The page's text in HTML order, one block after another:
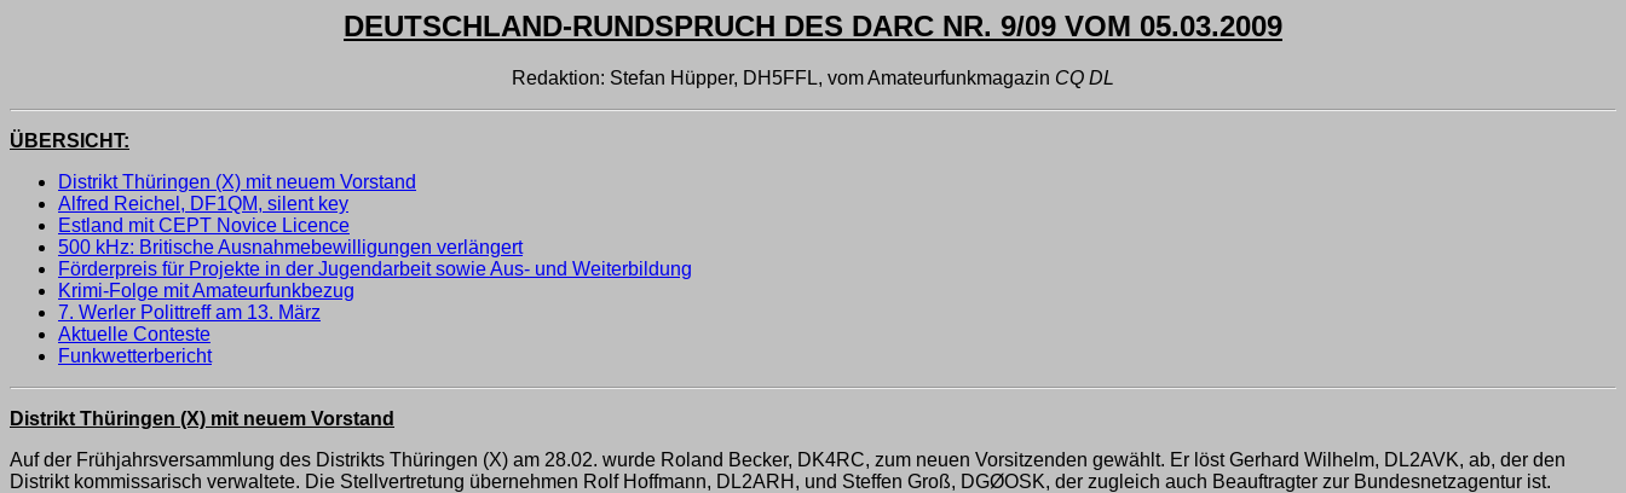
DEUTSCHLAND-RUNDSPRUCH DES DARC NR. 9/09 VOM 05.03.2009
Redaktion: Stefan Hüpper, DH5FFL, vom Amateurfunkmagazin CQ DL
ÜBERSICHT:
Distrikt Thüringen (X) mit neuem Vorstand
Alfred Reichel, DF1QM, silent key
Estland mit CEPT Novice Licence
500 kHz: Britische Ausnahmebewilligungen verlängert
Förderpreis für Projekte in der Jugendarbeit sowie Aus- und Weiterbildung
Krimi-Folge mit Amateurfunkbezug
7. Werler Polittreff am 13. März
Aktuelle Conteste
Funkwetterbericht
Distrikt Thüringen (X) mit neuem Vorstand
Auf der Frühjahrsversammlung des Distrikts Thüringen (X) am 28.02. wurde Roland Becker, DK4RC, zum neuen Vorsitzenden gewählt. Er löst Gerhard Wilhelm, DL2AVK, ab, der den
Distrikt kommissarisch verwaltete. Die Stellvertretung übernehmen Rolf Hoffmann, DL2ARH, und Steffen Groß, DGØOSK, der zugleich auch Beauftragter zur Bundesnetzagentur ist.